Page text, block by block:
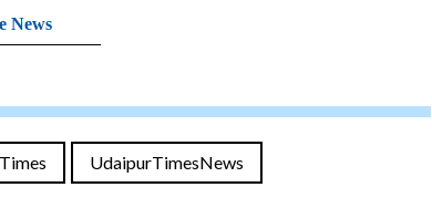
News
UdaipurTimesNews